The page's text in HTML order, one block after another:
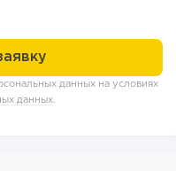
данных на условиях
данных.